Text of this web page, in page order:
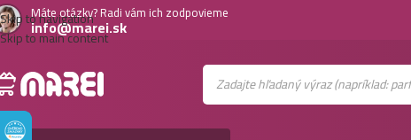
Skip to navigation
Skip to main content
Máte otázky? Radi vám ich zodpovieme
info@marei.sk